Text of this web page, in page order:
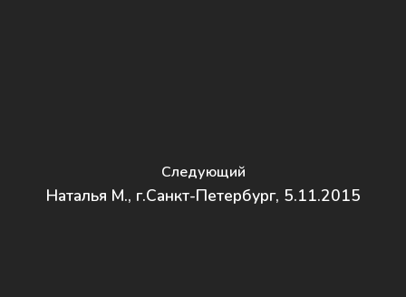
Следующий
Наталья М., г.Санкт-Петербург, 5.11.2015